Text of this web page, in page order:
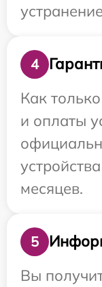
4
Как
и оплаты
месяцев.
5
Вы